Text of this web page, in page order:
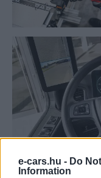
e-cars.hu - Do
Information